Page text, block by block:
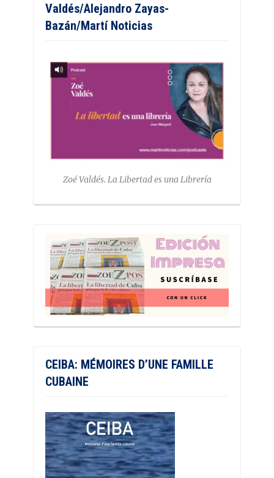
Valdés/Alejandro Zayas-
Bazán/Martí Noticias
Zoé Valdés. La Libertad es una Librería
CEIBA: MÉMOIRES D’UNE FAMILLE
CUBAINE